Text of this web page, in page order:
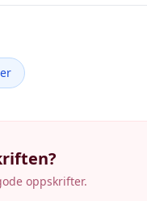
oppskrifter.